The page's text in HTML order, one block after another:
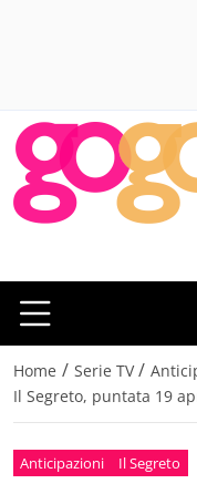
Home / Serie TV /
Il Segreto, puntata 19
Anticipazioni Il Segreto